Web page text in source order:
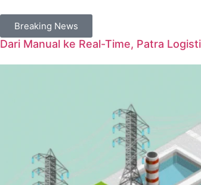
Breaking News
Dari Manual ke Real-Time, Patra